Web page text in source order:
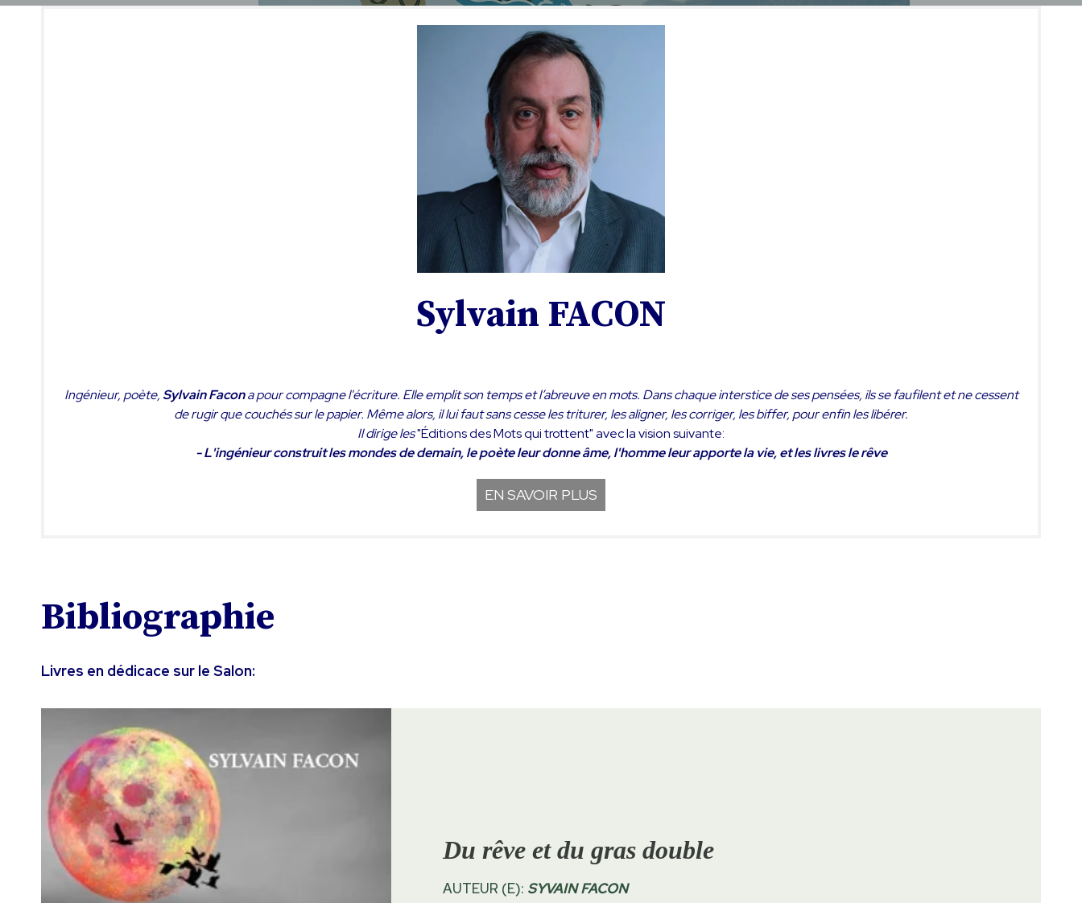
Sylvain FACON
Ingénieur, poète,Sylvain Facona pour compagne l'écriture. Elle emplit son temps et l’abreuve en mots. Dans chaque interstice de ses pensées, ils se faufilent et ne cessent
de rugir que couchés sur le papier. Même alors, il lui faut sans cesse les triturer, les aligner, les corriger, les biffer, pour enfin les libérer.
Il dirige les"Éditions des Mots qui trottent" avec la vision suivante:
- L'ingénieur construit les mondes de demain, le poète leur donne âme, l'homme leur apporte la vie, et les livres le rêve
EN SAVOIR PLUS
Bibliographie
Livres en dédicace sur le Salon:
Du rêve et du gras double
AUTEUR (E): SYVAIN FACON